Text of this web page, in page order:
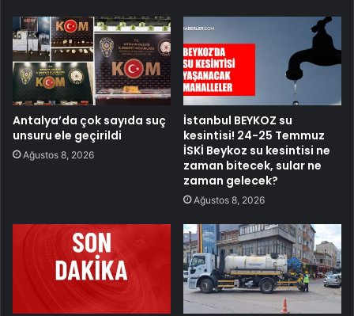
Antalya’da çok sayıda suç
unsuru ele geçirildi
Ağustos 8, 2026
İstanbul BEYKOZ su
kesintisi! 24-25 Temmuz
İSKİ Beykoz su kesintisi ne
zaman bitecek, sular ne
zaman gelecek?
Ağustos 8, 2026